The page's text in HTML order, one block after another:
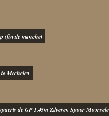
(finale manche)
Mechelen
de GP 1.45m Zilveren Spoor Moorsele